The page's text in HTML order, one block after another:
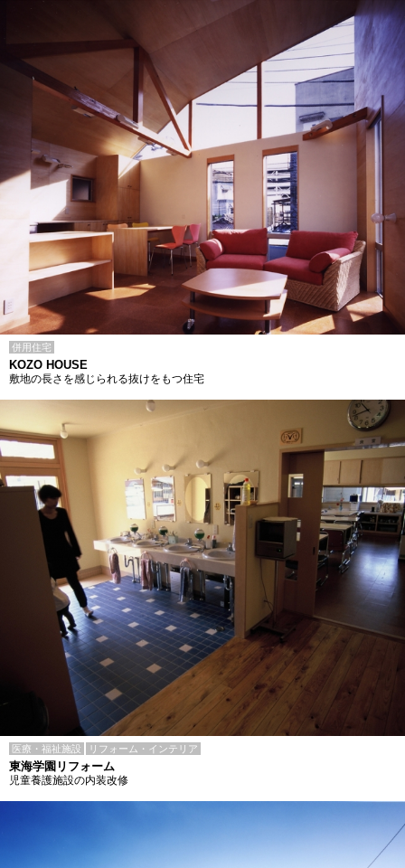
併用住宅
KOZO HOUSE
敷地の長さを感じられる抜けをもつ住宅
医療・福祉施設 リフォーム・インテリア
東海学園リフォーム
児童養護施設の内装改修